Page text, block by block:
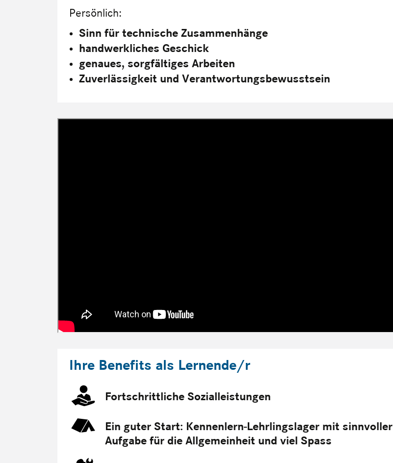
Persönlich:
Sinn für technische Zusammenhänge
handwerkliches Geschick
genaues, sorgfältiges Arbeiten
Zuverlässigkeit und Verantwortungsbewusstsein
Ihre Benefits als Lernende/r
Fortschrittliche Sozialleistungen
Ein guter Start: Kennenlern-Lehrlingslager mit sinnvoller
Aufgabe für die Allgemeinheit und viel Spass